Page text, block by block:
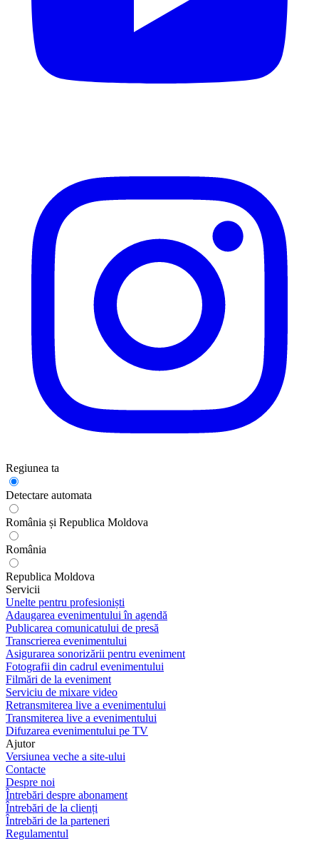
Regiunea ta
Detectare automata
România și Republica Moldova
România
Republica Moldova
Servicii
Unelte pentru profesioniști
Adaugarea evenimentului în agendă
Publicarea comunicatului de presă
Transcrierea evenimentului
Asigurarea sonorizării pentru eveniment
Fotografii din cadrul evenimentului
Filmări de la eveniment
Serviciu de mixare video
Retransmiterea live a evenimentului
Transmiterea live a evenimentului
Difuzarea evenimentului pe TV
Ajutor
Versiunea veche a site-ului
Contacte
Despre noi
Întrebări despre abonament
Întrebări de la clienți
Întrebări de la parteneri
Regulamentul